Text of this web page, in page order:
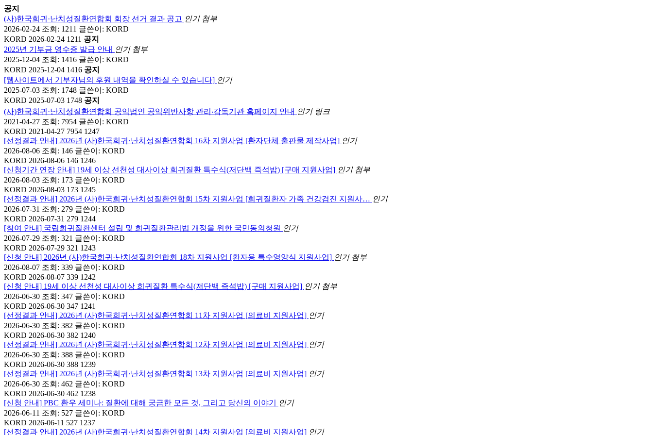
공지
(사)한국희귀·난치성질환연합회 회장 선거 결과 공고 인기 첨부
2026-02-24 조회: 1211 글쓴이: KORD
KORD 2026-02-24 1211 공지
2025년 기부금 영수증 발급 안내 인기 첨부
2025-12-04 조회: 1416 글쓴이: KORD
KORD 2025-12-04 1416 공지
[웹사이트에서 기부자님의 후원 내역을 확인하실 수 있습니다] 인기
2025-07-03 조회: 1748 글쓴이: KORD
KORD 2025-07-03 1748 공지
(사)한국희귀·난치성질환연합회 공익법인 공익위반사항 관리‧감독기관 홈페이지 안내 인기 링크
2021-04-27 조회: 7954 글쓴이: KORD
KORD 2021-04-27 7954 1247
[선정결과 안내] 2026년 (사)한국희귀·난치성질환연합회 16차 지원사업 [환자단체 출판물 제작사업] 인기
2026-08-06 조회: 146 글쓴이: KORD
KORD 2026-08-06 146 1246
[신청기간 연장 안내] 19세 이상 선천성 대사이상 희귀질환 특수식(저단백 즉석밥) [구매 지원사업] 인기 첨부
2026-08-03 조회: 173 글쓴이: KORD
KORD 2026-08-03 173 1245
[선정결과 안내] 2026년 (사)한국희귀·난치성질환연합회 15차 지원사업 [희귀질환자 가족 건강검진 지원사… 인기
2026-07-31 조회: 279 글쓴이: KORD
KORD 2026-07-31 279 1244
[참여 안내] 국립희귀질환센터 설립 및 희귀질환관리법 개정을 위한 국민동의청원 인기
2026-07-29 조회: 321 글쓴이: KORD
KORD 2026-07-29 321 1243
[신청 안내] 2026년 (사)한국희귀·난치성질환연합회 18차 지원사업 [환자용 특수영양식 지원사업] 인기 첨부
2026-08-07 조회: 339 글쓴이: KORD
KORD 2026-08-07 339 1242
[신청 안내] 19세 이상 선천성 대사이상 희귀질환 특수식(저단백 즉석밥) [구매 지원사업] 인기 첨부
2026-06-30 조회: 347 글쓴이: KORD
KORD 2026-06-30 347 1241
[선정결과 안내] 2026년 (사)한국희귀·난치성질환연합회 11차 지원사업 [의료비 지원사업] 인기
2026-06-30 조회: 382 글쓴이: KORD
KORD 2026-06-30 382 1240
[선정결과 안내] 2026년 (사)한국희귀·난치성질환연합회 12차 지원사업 [의료비 지원사업] 인기
2026-06-30 조회: 388 글쓴이: KORD
KORD 2026-06-30 388 1239
[선정결과 안내] 2026년 (사)한국희귀·난치성질환연합회 13차 지원사업 [의료비 지원사업] 인기
2026-06-30 조회: 462 글쓴이: KORD
KORD 2026-06-30 462 1238
[신청 안내] PBC 환우 세미나: 질환에 대해 궁금한 모든 것, 그리고 당신의 이야기
인기
2026-06-11 조회: 527 글쓴이: KORD
KORD 2026-06-11 527 1237
[선정결과 안내] 2026년 (사)한국희귀·난치성질환연합회 14차 지원사업 [의료비 지원사업] 인기